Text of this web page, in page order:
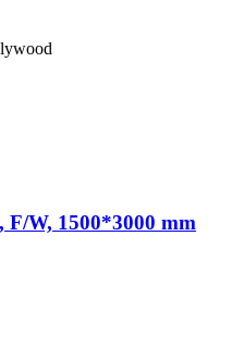
F/W, 1500*3000 mm